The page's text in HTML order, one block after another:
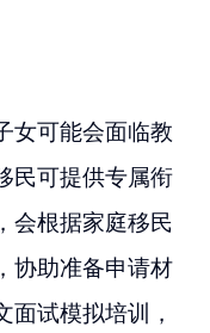
女可能会面临教
民可提供专属衔
会根据家庭移民
协助准备申请材
面试模拟培训，